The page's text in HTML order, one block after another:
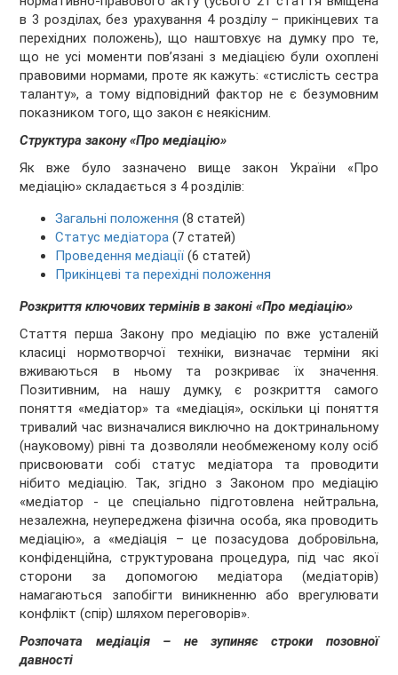
в 3 розділах, без урахування 4 розділу – прикінцевих та
перехідних положень), що наштовхує на думку про те,
що не усі моменти пов’язані з медіацією були охоплені
правовими нормами, проте як кажуть: «стислість сестра
таланту», а тому відповідний фактор не є безумовним
показником того, що закон є неякісним.
Структура закону «Про медіацію»
Як вже було зазначено вище закон України «Про
медіацію» складається з 4 розділів:
Загальні положення (8 статей)
Статус медіатора (7 статей)
Проведення медіації (6 статей)
Прикінцеві та перехідні положення
Розкриття ключових термінів в законі «Про медіацію»
Стаття перша Закону про медіацію по вже усталеній
класиці нормотворчої техніки, визначає терміни які
вживаються в ньому та розкриває їх значення.
Позитивним, на нашу думку, є розкриття самого
поняття «медіатор» та «медіація», оскільки ці поняття
тривалий час визначалися виключно на доктринальному
(науковому) рівні та дозволяли необмеженому колу осіб
присвоювати собі статус медіатора та проводити
нібито медіацію. Так, згідно з Законом про медіацію
«медіатор - це спеціально підготовлена нейтральна,
незалежна, неупереджена фізична особа, яка проводить
медіацію», а «медіація – це позасудова добровільна,
конфіденційна, структурована процедура, під час якої
сторони за допомогою медіатора (медіаторів)
намагаються запобігти виникненню або врегулювати
конфлікт (спір) шляхом переговорів».
Розпочата медіація – не зупиняє строки позовної
давності